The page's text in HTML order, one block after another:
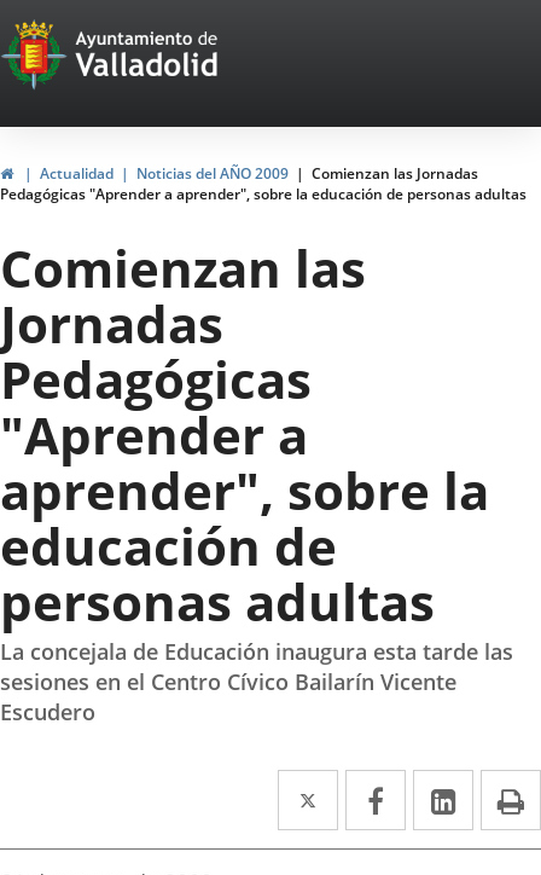
Portal
Web
del
Ayuntamiento
de
Valladolid
HomeActualidad Noticias del AÑO 2009
Comienzan las Jornadas
Pedagógicas "Aprender a aprender", sobre la educación de personas adultas
Comienzan las
Jornadas
Pedagógicas
"Aprender a
aprender", sobre la
educación de
personas adultas
La concejala de Educación inaugura esta tarde las
sesiones en el Centro Cívico Bailarín Vicente
Escudero
Twitter
Enlace
a
Facebook
Enlace
a
Enlace
a